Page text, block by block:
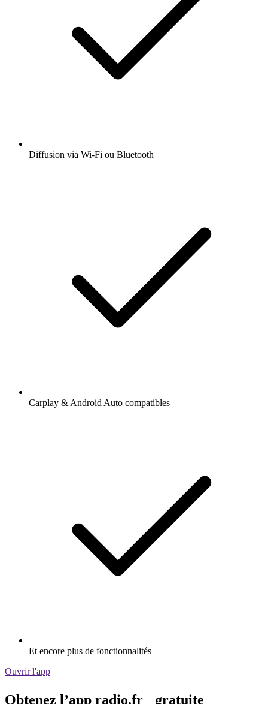
Diffusion via Wi-Fi ou Bluetooth
Carplay & Android Auto compatibles
Et encore plus de fonctionnalités
Ouvrir l'app
Obtenez l’app radio.fr gratuite